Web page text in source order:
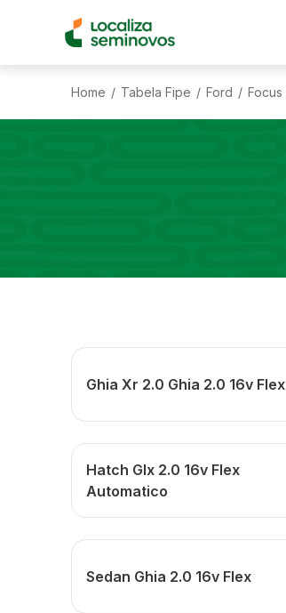
Home / Tabela Fipe / Ford / Focus
Ghia Xr 2.0 Ghia 2.0 16v Flex
Hatch Glx 2.0 16v Flex
Automatico
Sedan Ghia 2.0 16v Flex